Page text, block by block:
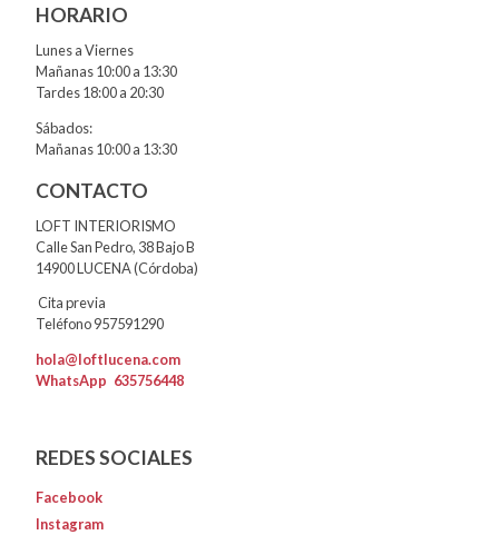
HORARIO
Lunes a Viernes
Mañanas 10:00 a 13:30
Tardes 18:00 a 20:30
Sábados:
Mañanas 10:00 a 13:30
CONTACTO
LOFT INTERIORISMO
Calle San Pedro, 38 Bajo B
14900 LUCENA (Córdoba)
Cita previa
Teléfono 957591290
hola@loftlucena.com
WhatsApp 635756448
REDES SOCIALES
Facebook
Instagram